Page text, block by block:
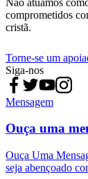
comprometidos
cristã.
Torne-se um
Siga-nos
Mensagem
Ouça uma
Ouça Uma
seja abençoado